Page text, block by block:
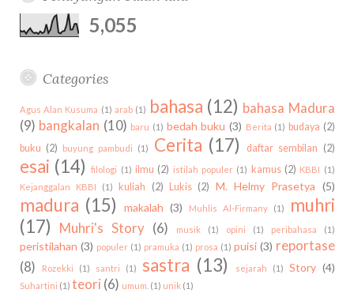
s
i
n
h
f
r
:
5,055
Categories
Agus Alan Kusuma (1) arab (1) bahasa (12) bahasa Madura
(9) bangkalan (10) baru (1) bedah buku (3) Berita (1) budaya (2)
buku (2) buyung pambudi (1) Cerita (17) daftar sembilan (2)
esai (14) filologi (1) ilmu (2) istilah populer (1) kamus (2) KBBI (1)
Kejanggalan KBBI
(1) kuliah (2) Lukis (2) M. Helmy Prasetya (5)
madura (15) makalah (3) Muhlis Al-Firmany (1)
muhri
(17)
Muhri's Story (6) musik (1) opini (1) peribahasa (1)
peristilahan (3) populer (1) pramuka (1) prosa (1) puisi (3) reportase
(8)
Rozekki (1) santri (1) sastra (13) sejarah (1) Story (4)
Suhartini (1) teori (6) umum. (1) unik (1)